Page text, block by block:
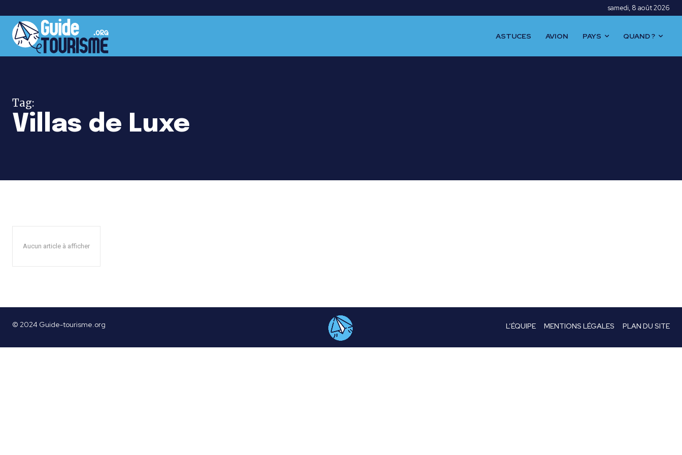
samedi, 8 août 2026
ASTUCES AVION PAYS QUAND ?
Tag:
Villas de Luxe
Aucun article à afficher
© 2024 Guide-tourisme.org L’ÉQUIPE MENTIONS LÉGALES PLAN DU SITE